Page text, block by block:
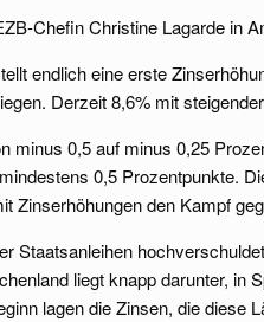
Chefin Christine Lagarde in
endlich eine erste
Derzeit 8,6% mit
minus 0,5 auf minus 0,25
0,5 Prozentpunkte.
Zinserhöhungen den Kampf
Staatsanleihen
liegt knapp darunter, in
lagen die Zinsen, die diese